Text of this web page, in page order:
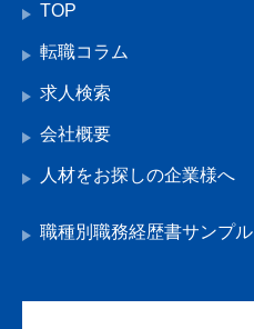
TOP
転職コラム
求人検索
会社概要
人材をお探しの企業様へ
職種別職務経歴書サンプル